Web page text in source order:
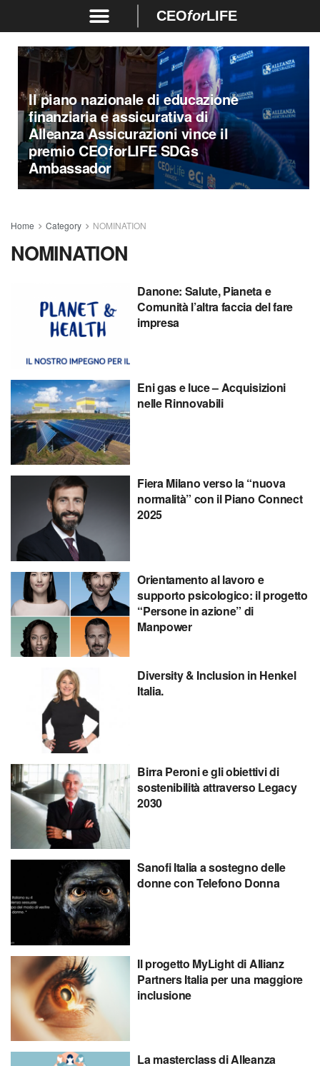
CEOforLIFE
Il piano nazionale di educazione
finanziaria e assicurativa di
Alleanza Assicurazioni vince il
premio CEOforLIFE SDGs
Ambassador
Home Category NOMINATION
NOMINATION
Danone: Salute, Pianeta e
Comunità l’altra faccia del fare
impresa
Eni gas e luce – Acquisizioni
nelle Rinnovabili
Fiera Milano verso la “nuova
normalità” con il Piano Connect
2025
Orientamento al lavoro e
supporto psicologico: il progetto
“Persone in azione” di
Manpower
Diversity & Inclusion in Henkel
Italia.
Birra Peroni e gli obiettivi di
sostenibilità attraverso Legacy
2030
Sanofi Italia a sostegno delle
donne con Telefono Donna
Il progetto MyLight di Allianz
Partners Italia per una maggiore
inclusione
La masterclass di Alleanza